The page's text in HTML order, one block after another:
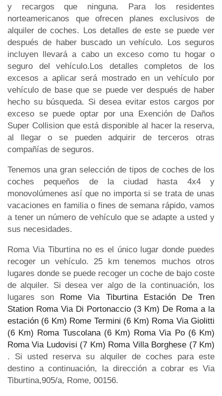
y recargos que ninguna. Para los residentes
norteamericanos que ofrecen planes exclusivos de
alquiler de coches. Los detalles de este se puede ver
después de haber buscado un vehículo. Los seguros
incluyen llevará a cabo un exceso como tu hogar o
seguro del vehículo.Los detalles completos de los
excesos a aplicar será mostrado en un vehículo por
vehículo de base que se puede ver después de haber
hecho su búsqueda. Si desea evitar estos cargos por
exceso se puede optar por una Exención de Daños
Super Collision que está disponible al hacer la reserva,
al llegar o se pueden adquirir de terceros otras
compañías de seguros.
Tenemos una gran selección de tipos de coches de los
coches pequeños de la ciudad hasta 4x4 y
monovolúmenes así que no importa si se trata de unas
vacaciones en familia o fines de semana rápido, vamos
a tener un número de vehículo que se adapte a usted y
sus necesidades.
Roma Via Tiburtina no es el único lugar donde puedes
recoger un vehículo. 25 km tenemos muchos otros
lugares donde se puede recoger un coche de bajo coste
de alquiler. Si desea ver algo de la continuación, los
lugares son Rome Via Tiburtina Estación De Tren
Station Roma Via Di Portonaccio (3 Km) De Roma a la
estación (6 Km) Rome Termini (6 Km) Roma Via Giolitti
(6 Km) Roma Tuscolana (6 Km) Roma Via Po (6 Km)
Roma Via Ludovisi (7 Km) Roma Villa Borghese (7 Km)
. Si usted reserva su alquiler de coches para este
destino a continuación, la dirección a cobrar es Via
Tiburtina,905/a, Rome, 00156.